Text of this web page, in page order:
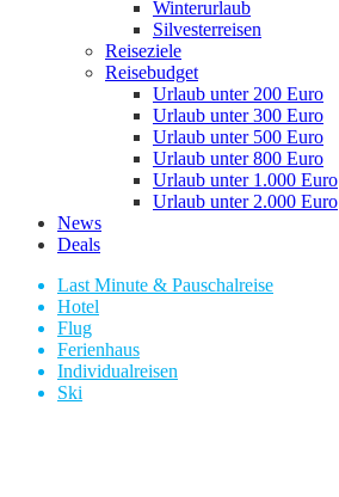
Winterurlaub
Silvesterreisen
Reiseziele
Reisebudget
Urlaub unter 200 Euro
Urlaub unter 300 Euro
Urlaub unter 500 Euro
Urlaub unter 800 Euro
Urlaub unter 1.000 Euro
Urlaub unter 2.000 Euro
News
Deals
Last Minute & Pauschalreise
Hotel
Flug
Ferienhaus
Individualreisen
Ski